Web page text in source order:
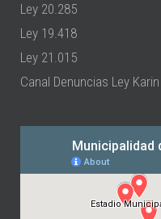
Ley 20.285
Ley 19.418
Ley 21.015
Canal Denuncias Ley Karin